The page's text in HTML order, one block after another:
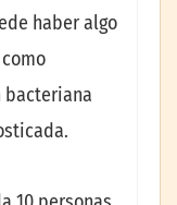
haber algo
bacteriana